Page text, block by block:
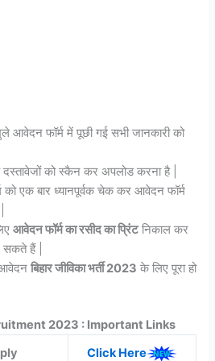
आवेदन फॉर्म में पूछी गई सभी जानकारी को
को स्कैन कर अपलोड करना है |
एक बार ध्यानपूर्वक चेक कर आवेदन फॉर्म
आवेदन फॉर्म का रसीद का प्रिंटनिकाल कर
सकते हैं |
आवेदनबिहार जीविका भर्ती 2023 के लिए पूरा हो
2023 : Important Links
Click Here